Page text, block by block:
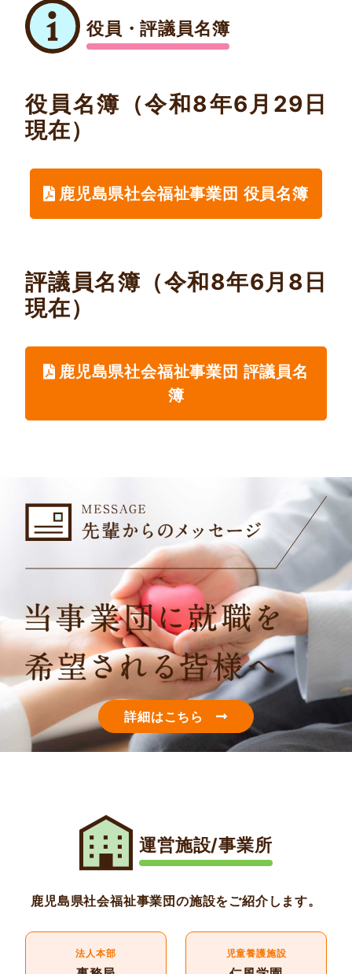
役員・評議員名簿
役員名簿（令和8年6月29日
現在）
鹿児島県社会福祉事業団 役員名簿
評議員名簿（令和8年6月8日
現在）
鹿児島県社会福祉事業団 評議員名
簿
詳細はこちら
運営施設/事業所
鹿児島県社会福祉事業団の施設をご紹介します。
法人本部 児童養護施設